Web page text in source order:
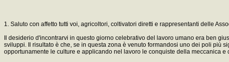
1. Saluto con affetto tutti voi, agricoltori, coltivatori diretti e rappresentanti delle
Il desiderio d'incontrarvi in questo giorno celebrativo del lavoro umano era ben
sviluppi. Il risultato è che, se in questa zona è venuto formandosi uno dei poli più
opportunamente le culture e applicando nel lavoro le conquiste della meccanica e